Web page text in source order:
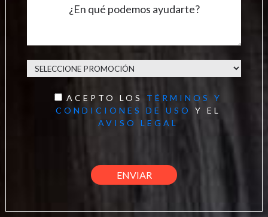
ACEPTO LOS TÉRMINOS Y
CONDICIONES DE USO
Y EL
AVISO LEGAL